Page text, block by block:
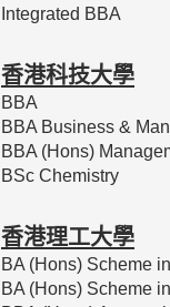
Integrated BBA
香港科技大學
BBA
BBA Business &
BBA (Hons)
BSc Chemistry
香港理工大學
BA (Hons) Scheme
BA (Hons) Scheme